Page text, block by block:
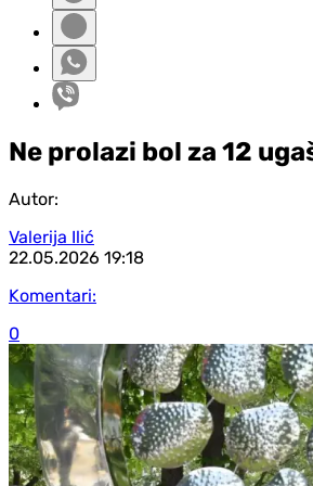
Ne prolazi bol za 12
Autor:
Valerija Ilić
22.05.2026 19:18
Komentari:
0